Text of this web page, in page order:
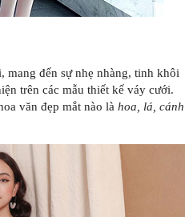
mang đến sự nhẹ nhàng, tinh khôi
trên các mẫu thiết kế váy cưới.
văn đẹp mắt nào là hoa, lá, cánh